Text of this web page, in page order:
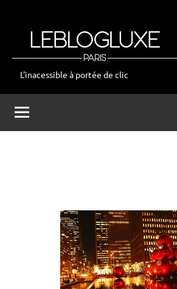
leblogluxe
L'inacessible à portée de clic